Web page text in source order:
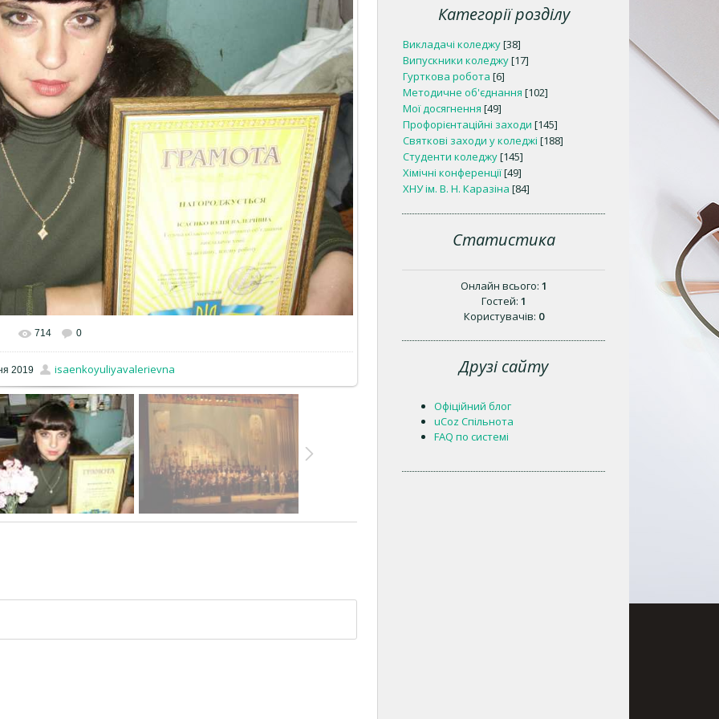
714 0
2019 isaenkoyuliyavalerievna
Категорії розділу
Викладачі коледжу[38]
Випускники коледжу[17]
Гурткова робота [6]
Методичне об'єднання [102]
Мої досягнення [49]
Профорієнтаційні заходи [145]
Святкові заходи у коледжі [188]
Студенти коледжу[145]
Хімічні конференції[49]
ХНУ ім. В. Н. Каразіна [84]
Статистика
Онлайн всього: 1
Гостей: 1
Користувачів: 0
Друзі сайту
Офіційний блог
uCoz Спільнота
FAQ по системі